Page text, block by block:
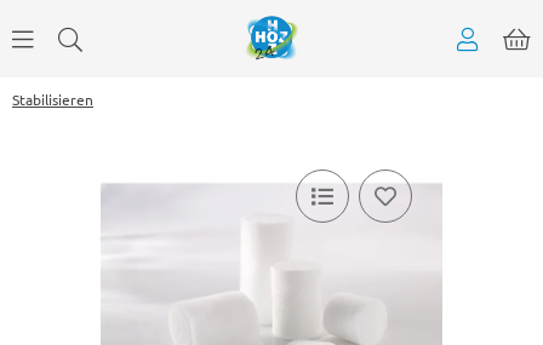
Stabilisieren